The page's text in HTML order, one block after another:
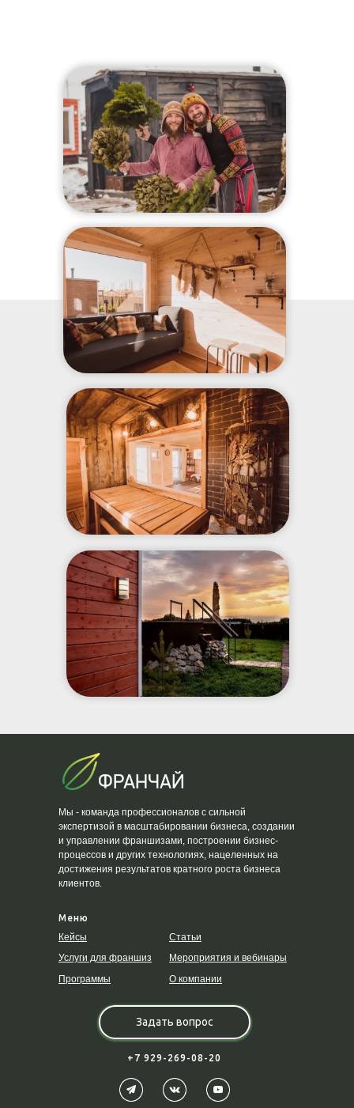
Меню
Услуги для франшиз Мероприятия и вебинары
Кейсы Статьи
Программы О компании
Мы - команда профессионалов с сильной
экспертизой в масштабировании бизнеса, создании
и управлении франшизами, построении бизнес-
процессов и других технологиях, нацеленных на
достижения результатов кратного роста бизнеса
клиентов.
Задать вопрос
+7 929-269-08-20